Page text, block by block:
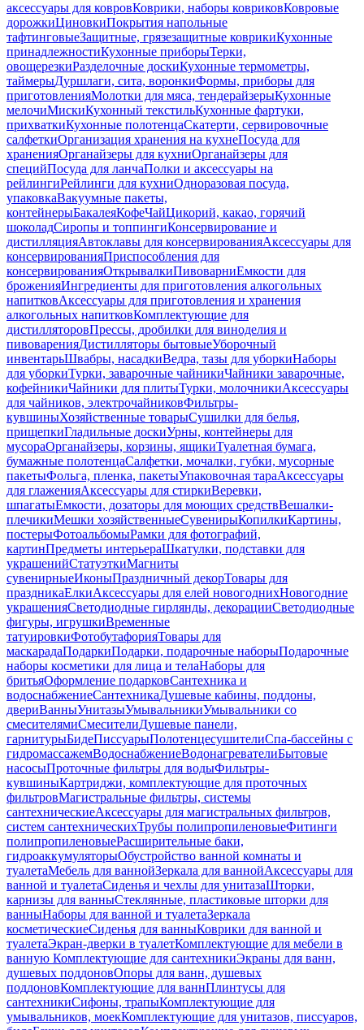
аксессуары для ковровКоврики, наборы ковриковКовровые
дорожкиЦиновкиПокрытия напольные
тафтинговыеЗащитные, грязезащитные коврикиКухонные
принадлежностиКухонные приборыТерки,
овощерезкиРазделочные доскиКухонные термометры,
таймерыДуршлаги, сита, воронкиФормы, приборы для
приготовленияМолотки для мяса, тендерайзерыКухонные
мелочиМискиКухонный текстильКухонные фартуки,
прихваткиКухонные полотенцаСкатерти, сервировочные
салфеткиОрганизация хранения на кухнеПосуда для
храненияОрганайзеры для кухниОрганайзеры для
специйПосуда для ланчаПолки и аксессуары на
рейлингиРейлинги для кухниОдноразовая посуда,
упаковкаВакуумные пакеты,
контейнерыБакалеяКофеЧайЦикорий, какао, горячий
шоколадСиропы и топпингиКонсервирование и
дистилляцияАвтоклавы для консервированияАксессуары для
консервированияПриспособления для
консервированияОткрывалкиПивоварниЕмкости для
броженияИнгредиенты для приготовления алкогольных
напитковАксессуары для приготовления и хранения
алкогольных напитковКомплектующие для
дистилляторовПрессы, дробилки для виноделия и
пивоваренияДистилляторы бытовыеУборочный
инвентарьШвабры, насадкиВедра, тазы для уборкиНаборы
для уборкиТурки, заварочные чайникиЧайники заварочные,
кофейникиЧайники для плитыТурки, молочникиАксессуары
для чайников, электрочайниковФильтры-
кувшиныХозяйственные товарыСушилки для белья,
прищепкиГладильные доскиУрны, контейнеры для
мусораОрганайзеры, корзины, ящикиТуалетная бумага,
бумажные полотенцаСалфетки, мочалки, губки, мусорные
пакетыФольга, пленка, пакетыУпаковочная тараАксессуары
для глаженияАксессуары для стиркиВеревки,
шпагатыЕмкости, дозаторы для моющих средствВешалки-
плечикиМешки хозяйственныеСувенирыКопилкиКартины,
постерыФотоальбомыРамки для фотографий,
картинПредметы интерьераШкатулки, подставки для
украшенийСтатуэткиМагниты
сувенирныеИконыПраздничный декорТовары для
праздникаЕлкиАксессуары для елей новогоднихНовогодние
украшенияСветодиодные гирлянды, декорацииСветодиодные
фигуры, игрушкиВременные
татуировкиФотобутафорияТовары для
маскарадаПодаркиПодарки, подарочные наборыПодарочные
наборы косметики для лица и телаНаборы для
бритьяОформление подарковСантехника и
водоснабжениеСантехникаДушевые кабины, поддоны,
двериВанныУнитазыУмывальникиУмывальники со
смесителямиСмесителиДушевые панели,
гарнитурыБидеПиссуарыПолотенцесушителиСпа-бассейны с
гидромассажемВодоснабжениеВодонагревателиБытовые
насосыПроточные фильтры для водыФильтры-
кувшиныКартриджи, комплектующие для проточных
фильтровМагистральные фильтры, системы
сантехническиеАксессуары для магистральных фильтров,
систем сантехническихТрубы полипропиленовыеФитинги
полипропиленовыеРасширительные баки,
гидроаккумуляторыОбустройство ванной комнаты и
туалетаМебель для ваннойЗеркала для ваннойАксессуары для
ванной и туалетаСиденья и чехлы для унитазаШторки,
карнизы для ванныСтеклянные, пластиковые шторки для
ванныНаборы для ванной и туалетаЗеркала
косметическиеСиденья для ванныКоврики для ванной и
туалетаЭкран-дверки в туалетКомплектующие для мебели в
ванную Комплектующие для сантехникиЭкраны для ванн,
душевых поддоновОпоры для ванн, душевых
поддоновКомплектующие для ваннПлинтусы для
сантехникиСифоны, трапыКомплектующие для
умывальников, моекКомплектующие для унитазов, писсуаров,